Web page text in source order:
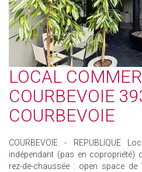
LOCAL
COURBEVOIE
COURBEVOIE
COURBEVOIE - REPUBLIQUE
indépendant (pas en copropriété)
rez-de-chaussée : open space